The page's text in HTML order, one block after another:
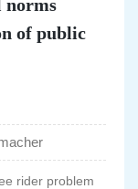
norms
of public
rider problem